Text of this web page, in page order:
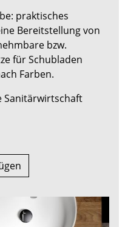
praktisches
Bereitstellung von
bzw.
für Schubladen
Farben.
Sanitärwirtschaft